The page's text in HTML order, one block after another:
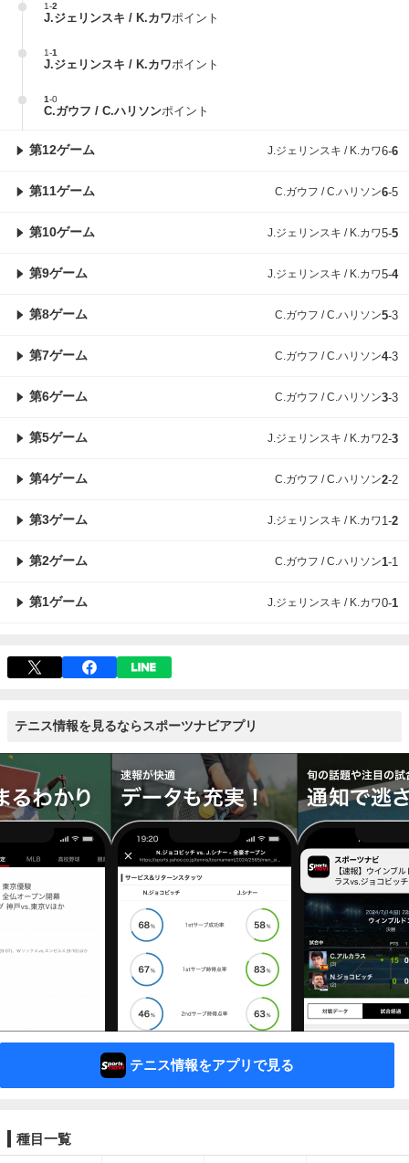
1-2
J.ジェリンスキ / K.カワポイント
1-1
J.ジェリンスキ / K.カワポイント
1-0
C.ガウフ / C.ハリソンポイント
第12ゲーム J.ジェリンスキ / K.カワ6-6
第11ゲーム C.ガウフ / C.ハリソン6-5
第10ゲーム J.ジェリンスキ / K.カワ5-5
第9ゲーム J.ジェリンスキ / K.カワ5-4
第8ゲーム C.ガウフ / C.ハリソン5-3
第7ゲーム C.ガウフ / C.ハリソン4-3
第6ゲーム C.ガウフ / C.ハリソン3-3
第5ゲーム J.ジェリンスキ / K.カワ2-3
第4ゲーム C.ガウフ / C.ハリソン2-2
第3ゲーム J.ジェリンスキ / K.カワ1-2
第2ゲーム C.ガウフ / C.ハリソン1-1
第1ゲーム J.ジェリンスキ / K.カワ0-1
テニス情報を見るならスポーツナビアプリ
テニス情報をアプリで見る
種目一覧